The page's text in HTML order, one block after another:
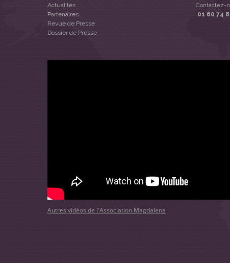
Actualités
Partenaires
Revue de Presse
Dossier de Presse
Contactez-
01 60 74
Autres vidéos de l'Association Magdalena